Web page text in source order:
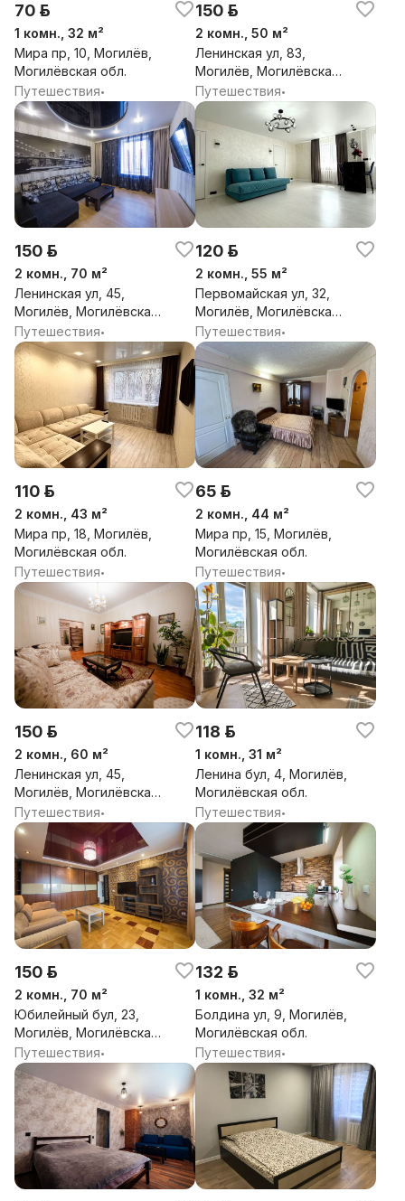
70 р.
1 комн., 32 м²
Мира пр, 10, Могилёв,
Могилёвская обл.
Путешествия•
150 р.
2 комн., 50 м²
Ленинская ул, 83,
Могилёв, Могилёвская
обл.
Путешествия•
150 р.
2 комн., 70 м²
Ленинская ул, 45,
Могилёв, Могилёвская
обл.
Путешествия•
120 р.
2 комн., 55 м²
Первомайская ул, 32,
Могилёв, Могилёвская
обл.
Путешествия•
110 р.
2 комн., 43 м²
Мира пр, 18, Могилёв,
Могилёвская обл.
Путешествия•
65 р.
2 комн., 44 м²
Мира пр, 15, Могилёв,
Могилёвская обл.
Путешествия•
150 р.
2 комн., 60 м²
Ленинская ул, 45,
Могилёв, Могилёвская
обл.
Путешествия•
118 р.
1 комн., 31 м²
Ленина бул, 4, Могилёв,
Могилёвская обл.
Путешествия•
150 р.
2 комн., 70 м²
Юбилейный бул, 23,
Могилёв, Могилёвская
обл.
Путешествия•
132 р.
1 комн., 32 м²
Болдина ул, 9, Могилёв,
Могилёвская обл.
Путешествия•